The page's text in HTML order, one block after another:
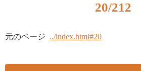
20/212
元のページ ../index.html#20